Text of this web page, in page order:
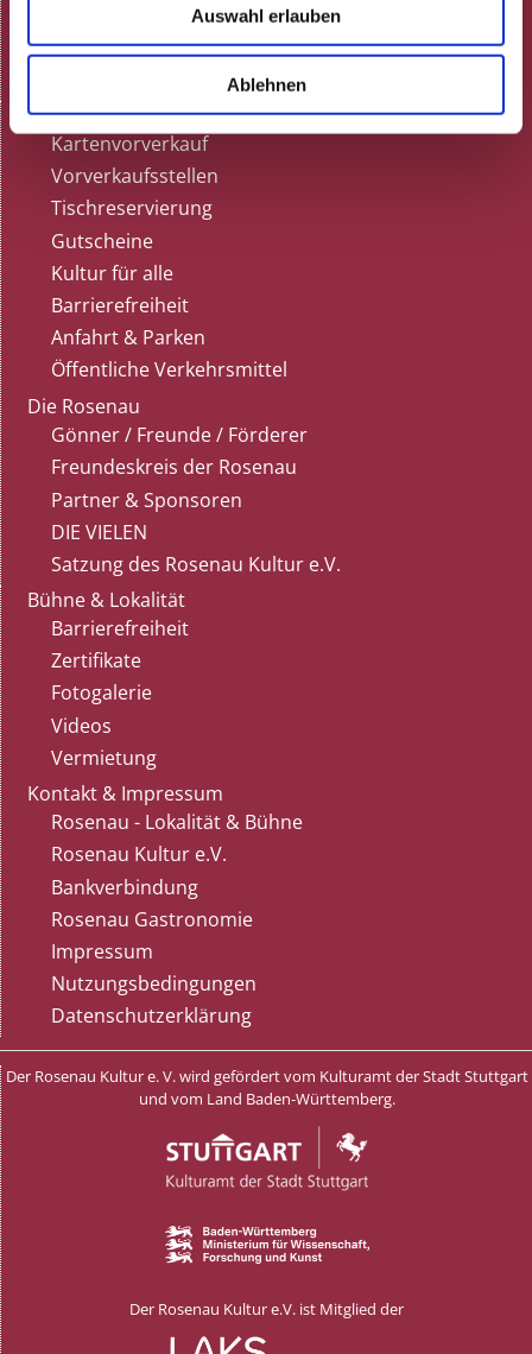
Auswahl erlauben
Ablehnen
Gästestimmen bei Google
Dunkelrestaurant
Karten & Anfahrt
Kartenvorverkauf
Vorverkaufsstellen
Tischreservierung
Gutscheine
Kultur für alle
Barrierefreiheit
Anfahrt & Parken
Öffentliche Verkehrsmittel
Die Rosenau
Gönner / Freunde / Förderer
Freundeskreis der Rosenau
Partner & Sponsoren
DIE VIELEN
Satzung des Rosenau Kultur e.V.
Bühne & Lokalität
Barrierefreiheit
Zertifikate
Fotogalerie
Videos
Vermietung
Kontakt & Impressum
Rosenau - Lokalität & Bühne
Rosenau Kultur e.V.
Bankverbindung
Rosenau Gastronomie
Impressum
Nutzungsbedingungen
Datenschutzerklärung
Der Rosenau Kultur e. V. wird gefördert vom Kulturamt der Stadt Stuttgart
und vom Land Baden-Württemberg.
Der Rosenau Kultur e.V. ist Mitglied der